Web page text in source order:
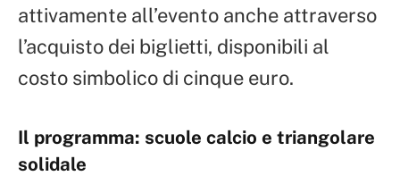
attivamente all’evento anche attraverso
l’acquisto dei biglietti, disponibili al
costo simbolico di cinque euro.
Il programma: scuole calcio e triangolare
solidale